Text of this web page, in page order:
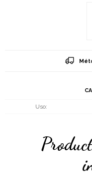
Uso